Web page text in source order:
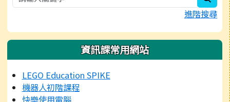
進階搜尋
資訊課常用網站
LEGO Education SPIKE
機器人初階課程
快樂使用電腦